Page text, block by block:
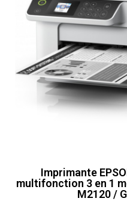
Imprimante
multifonction 3 en 1
M2120 /